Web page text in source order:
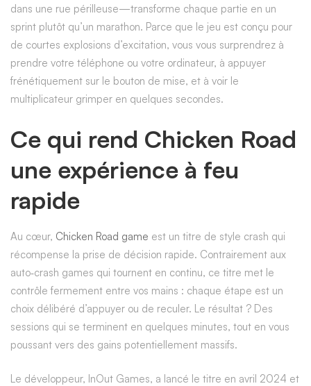
dans une rue périlleuse—transforme chaque partie en un
sprint plutôt qu’un marathon. Parce que le jeu est conçu pour
de courtes explosions d’excitation, vous vous surprendrez à
prendre votre téléphone ou votre ordinateur, à appuyer
frénétiquement sur le bouton de mise, et à voir le
multiplicateur grimper en quelques secondes.
Ce qui rend Chicken Road
une expérience à feu
rapide
Au cœur, Chicken Road game est un titre de style crash qui
récompense la prise de décision rapide. Contrairement aux
auto‑crash games qui tournent en continu, ce titre met le
contrôle fermement entre vos mains : chaque étape est un
choix délibéré d’appuyer ou de reculer. Le résultat ? Des
sessions qui se terminent en quelques minutes, tout en vous
poussant vers des gains potentiellement massifs.
Le développeur, InOut Games, a lancé le titre en avril 2024 et